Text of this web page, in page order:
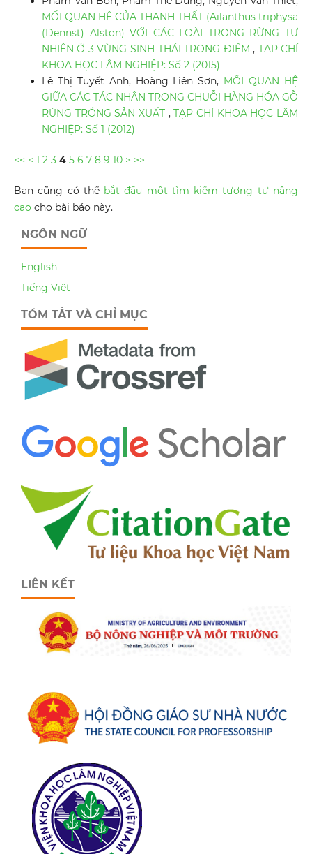
MỐI QUAN HỆ CỦA THANH THẤT (Ailanthus triphysa
(Dennst) Alston) VỚI CÁC LOÀI TRONG RỪNG TỰ
NHIÊN Ở 3 VÙNG SINH THÁI TRỌNG ĐIỂM, TẠP CHÍ
KHOA HỌC LÂM NGHIỆP: Số 2 (2015)
Lê Thị Tuyết Anh, Hoàng Liên Sơn, MỐI QUAN HỆ
GIỮA CÁC TÁC NHÂN TRONG CHUỖI HÀNG HÓA GỖ
RỪNG TRỒNG SẢN XUẤT ,TẠP CHÍ KHOA HỌC LÂM
NGHIỆP: Số 1 (2012)
<< < 1 2 3 4 5 6 7 8 9 10 > >>
Bạn cũng có thể bắt đầu một tìm kiếm tương tự nâng
cao cho bài báo này.
NGÔN NGỮ
English
Tiếng Việt
TÓM TẮT VÀ CHỈ MỤC
LIÊN KẾT